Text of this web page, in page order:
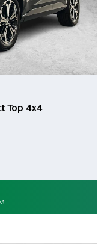
Top 4x4